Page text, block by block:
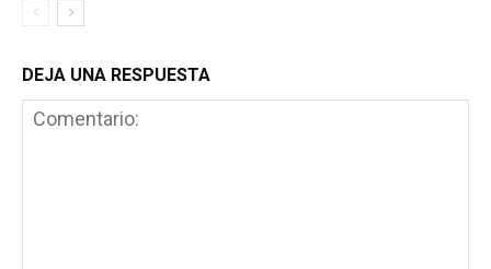
DEJA UNA RESPUESTA